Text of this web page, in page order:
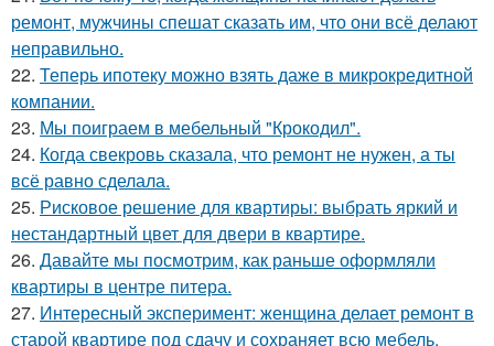
ремонт, мужчины спешат сказать им, что они всё делают
неправильно.
22. Теперь ипотеку можно взять даже в микрокредитной
компании.
23. Мы поиграем в мебельный "Крокодил".
24. Когда свекровь сказала, что ремонт не нужен, а ты
всё равно сделала.
25. Рисковое решение для квартиры: выбрать яркий и
нестандартный цвет для двери в квартире.
26. Давайте мы посмотрим, как раньше оформляли
квартиры в центре питера.
27. Интересный эксперимент: женщина делает ремонт в
старой квартире под сдачу и сохраняет всю мебель,